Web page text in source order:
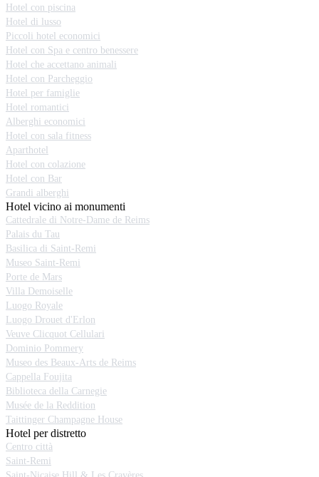
Hotel con piscina
Hotel di lusso
Piccoli hotel economici
Hotel con Spa e centro benessere
Hotel che accettano animali
Hotel con Parcheggio
Hotel per famiglie
Hotel romantici
Alberghi economici
Hotel con sala fitness
Aparthotel
Hotel con colazione
Hotel con Bar
Grandi alberghi
Hotel vicino ai monumenti
Cattedrale di Notre-Dame de Reims
Palais du Tau
Basilica di Saint-Remi
Museo Saint-Remi
Porte de Mars
Villa Demoiselle
Luogo Royale
Luogo Drouet d'Erlon
Veuve Clicquot Cellulari
Dominio Pommery
Museo des Beaux-Arts de Reims
Cappella Foujita
Biblioteca della Carnegie
Musée de la Reddition
Taittinger Champagne House
Hotel per distretto
Centro città
Saint-Remi